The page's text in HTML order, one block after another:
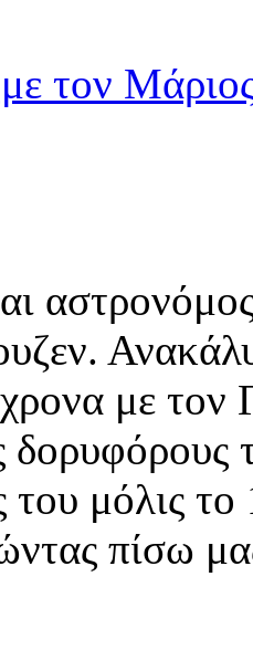
τον
με τον
δορυφόρους
του μόλις
πίσω